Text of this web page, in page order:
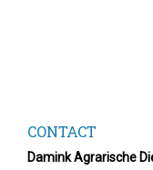
CONTACT
Damink Agrarische